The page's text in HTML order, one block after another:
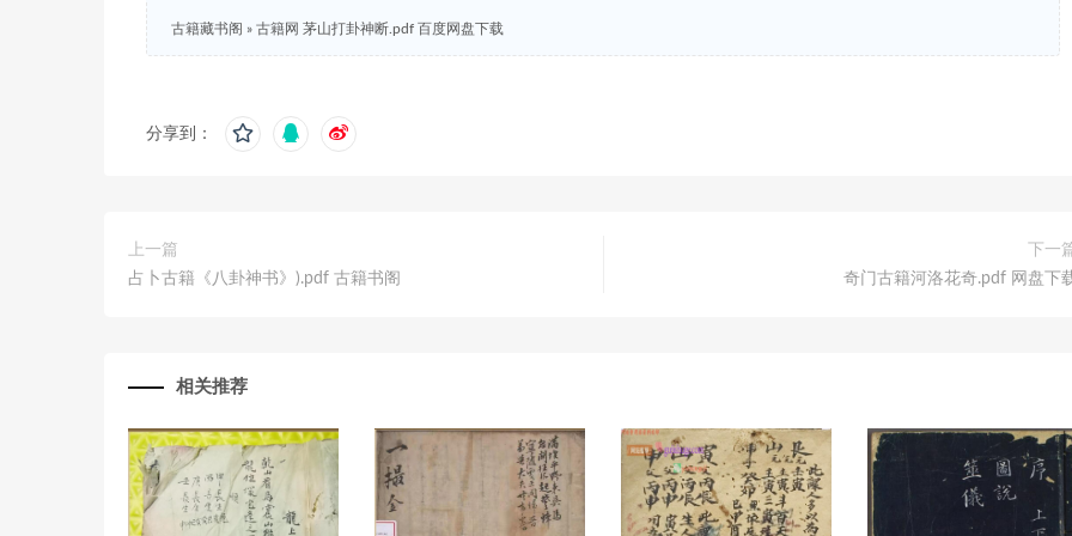
古籍藏书阁 » 古籍网 茅山打卦神断.pdf 百度网盘下载
分享到：
上一篇
占卜古籍《八卦神书》).pdf 古籍书阁
下一
奇门古籍河洛花奇.pdf 网盘下
相关推荐